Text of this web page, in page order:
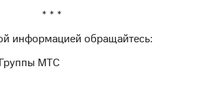
2023
* * *
информацией обращайтесь:
МТС